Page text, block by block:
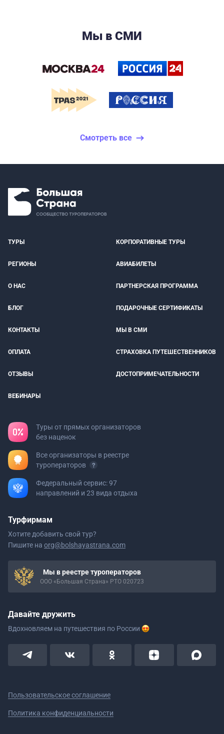
Мы в СМИ
Смотреть все
ТУРЫ КОРПОРАТИВНЫЕ ТУРЫ
РЕГИОНЫ АВИАБИЛЕТЫ
О НАС ПАРТНЕРСКАЯ ПРОГРАММА
БЛОГ ПОДАРОЧНЫЕ СЕРТИФИКАТЫ
КОНТАКТЫ МЫ В СМИ
ОПЛАТА СТРАХОВКА ПУТЕШЕСТВЕННИКОВ
ОТЗЫВЫ ДОСТОПРИМЕЧАТЕЛЬНОСТИ
ВЕБИНАРЫ
Туры от прямых организаторов
без наценок
Все организаторы в реестре
туроператоров
Федеральный сервис: 97
направлений и 23 вида отдыха
Турфирмам
Хотите добавить свой тур?
Пишите на org@bolshayastrana.com
Мы в реестре туроператоров
ООО «Большая Страна» РТО 020723
Давайте дружить
Вдохновляем на путешествия по России
Пользовательское соглашение
Политика конфиденциальности